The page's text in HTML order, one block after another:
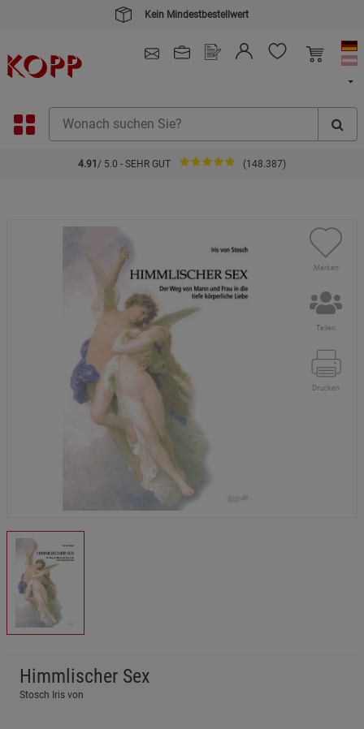
Kein Mindestbestellwert
4.91 / 5.0 - SEHR GUT (148.387)
Merken
Teilen
Drucken
Himmlischer Sex
Stosch Iris von